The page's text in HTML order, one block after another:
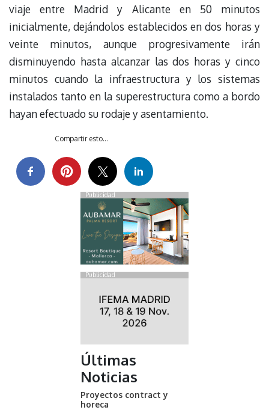
viaje entre Madrid y Alicante en 50 minutos
inicialmente, dejándolos establecidos en dos horas y
veinte minutos, aunque progresivamente irán
disminuyendo hasta alcanzar las dos horas y cinco
minutos cuando la infraestructura y los sistemas
instalados tanto en la superestructura como a bordo
hayan efectuado su rodaje y asentamiento.
Compartir esto...
Publicidad
Publicidad
Últimas
Noticias
Proyectos contract y
horeca